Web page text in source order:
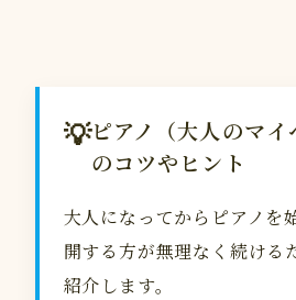
💡ピアノ（大人のマ
のコツやヒント
大人になってからピアノを
開する方が無理なく続ける
紹介します。